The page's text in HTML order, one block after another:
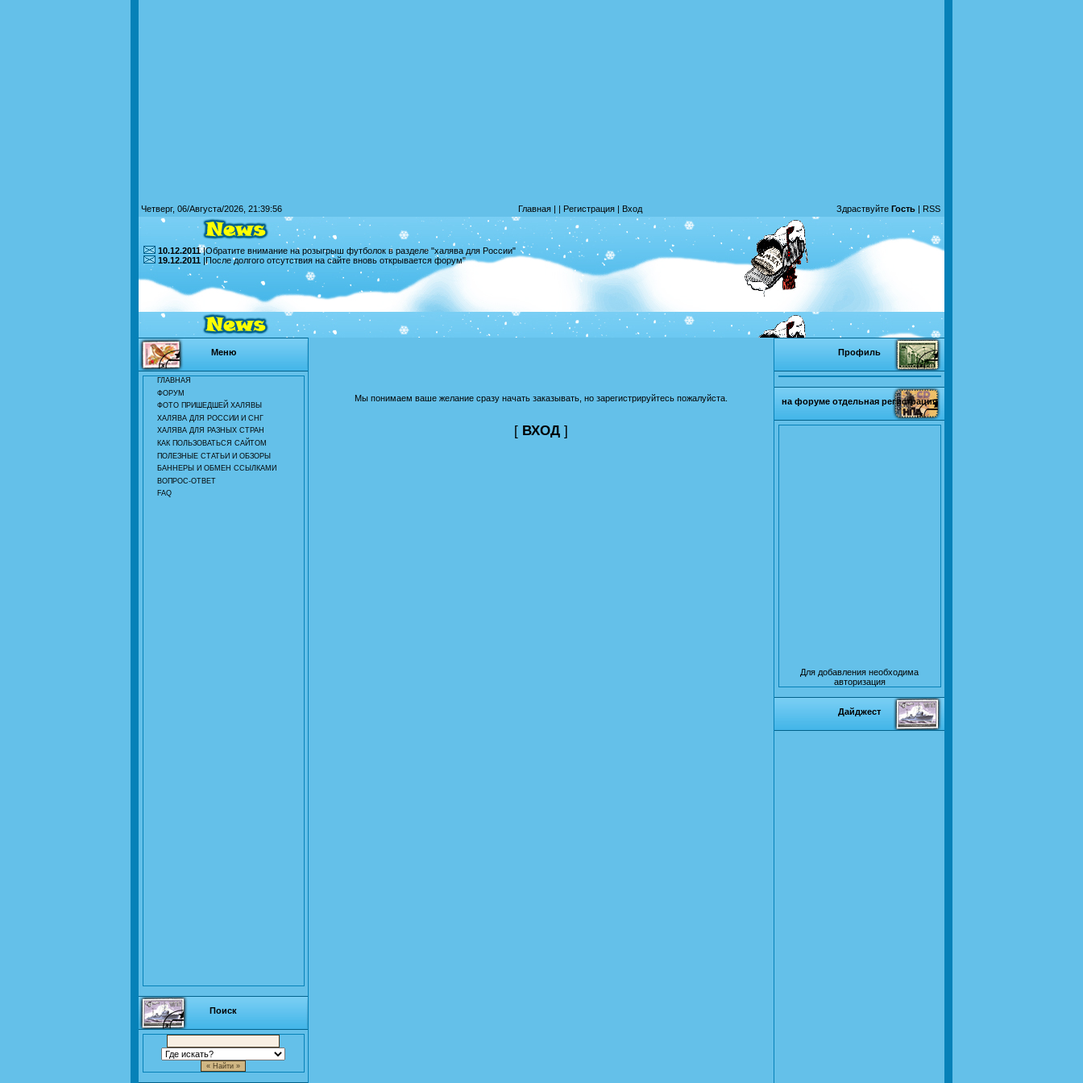
Четверг, 06/Августа/2026, 21:39:56 Главная| | Регистрация| Вход Здраствуйте Гость | RSS
10.12.2011|Обратите внимание на розыгрыш футболок в разделе "халява для России"
19.12.2011 |После долгого отсутствия на сайте вновь открывается форум"
Меню
ГЛАВНАЯ
ФОРУМ
ФОТО ПРИШЕДШЕЙ ХАЛЯВЫ
ХАЛЯВА ДЛЯ РОССИИ И СНГ
ХАЛЯВА ДЛЯ РАЗНЫХ СТРАН
КАК ПОЛЬЗОВАТЬСЯ САЙТОМ
ПОЛЕЗНЫЕ СТАТЬИ И ОБЗОРЫ
БАННЕРЫ И ОБМЕН ССЫЛКАМИ
ВОПРОС-ОТВЕТ
FAQ
Поиск
Мы понимаем ваше желание сразу начать заказывать, но зарегистрируйтесь пожалуйста.
[ ВХОД ]
Профиль
на форуме отдельная регистрация
Для добавления необходима
авторизация
Дайджест